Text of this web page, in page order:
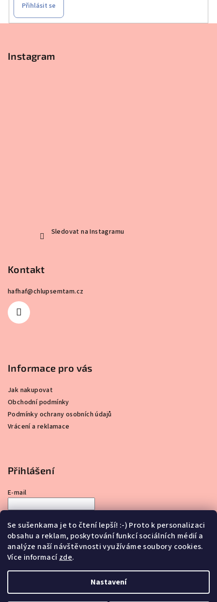
Se sušenkama je to čtení lepší! :-) Proto k personalizaci
obsahu a reklam, poskytování funkcí sociálních médií a
analýze naší návštěvnosti využíváme soubory cookies.
Více informacízde.
Nastavení
Přihlásit se
Instagram
Sledovat na Instagramu
Kontakt
hafhaf@chlupsemtam.cz
Informace pro vás
Jak nakupovat
Obchodní podmínky
Podmínky ochrany osobních údajů
Vrácení a reklamace
Přihlášení
E-mail
Přihlásit se
Nová registrace Zapomenuté heslo